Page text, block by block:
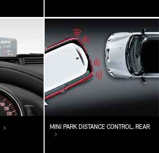
MINI PARK DISTANCE CONTROL, REAR